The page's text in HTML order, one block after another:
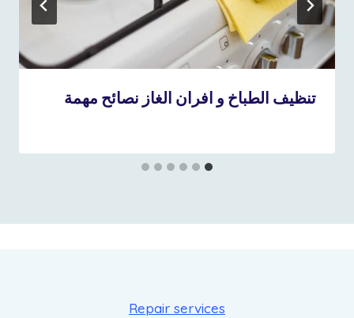
تنظيف الطباخ و افران الغاز نصائح مهمة
Repair services